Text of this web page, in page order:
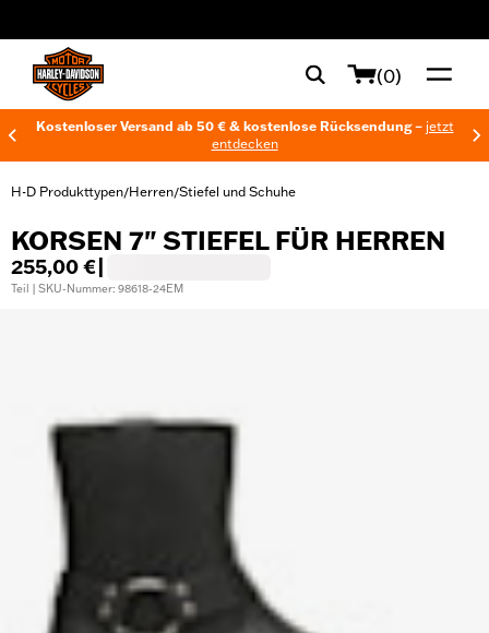
(0)
Kostenloser Versand ab 50 € & kostenlose Rücksendung – jetzt
entdecken
H-D Produkttypen/Herren/Stiefel und Schuhe
KORSEN 7" STIEFEL FÜR HERREN
255,00 €
Teil | SKU-Nummer: 98618-24EM